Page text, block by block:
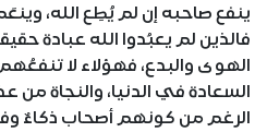
ينفع صاحبه إن لم يُطِع الله،
فالذين لم يعبُدوا الله عبادة
الهوى والبدع، فهؤلاء لا
السعادة في الدنيا، والنجاة من
الرغم من كونهم أصحاب ذكاءٌ